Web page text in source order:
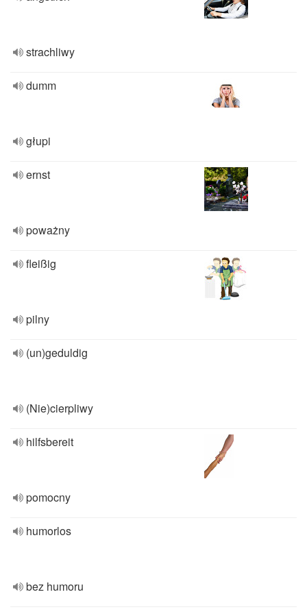
strachliwy
dumm
głupi
ernst
poważny
fleißig
pilny
(un)geduldig
(Nie)cierpliwy
hilfsbereit
pomocny
humorlos
bez humoru